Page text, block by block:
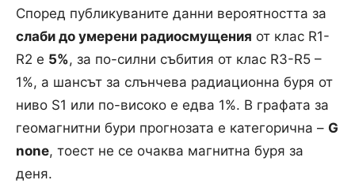
Според публикуваните данни вероятността за
слаби до умерени радиосмущения от клас R1-
R2 е 5%, за по-силни събития от клас R3-R5 –
1%, а шансът за слънчева радиационна буря от
ниво S1 или по-високо е едва 1%. В графата за
геомагнитни бури прогнозата е категорична – G
none, тоест не се очаква магнитна буря за
деня.